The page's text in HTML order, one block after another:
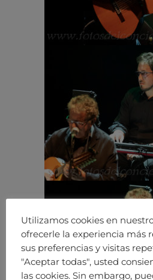
Utilizamos cookies en
ofrecerle la experiencia más
sus preferencias y visitas
"Aceptar todas", usted
las cookies. Sin embargo,